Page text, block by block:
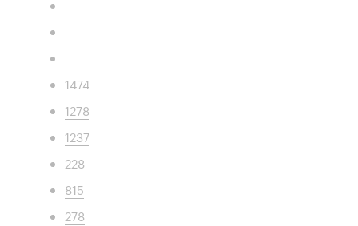
1474
1278
1237
228
815
278